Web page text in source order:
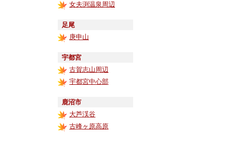
女夫渕温泉周辺
足尾
庚申山
宇都宮
古賀志山周辺
宇都宮中心部
鹿沼市
大芦渓谷
古峰ヶ原高原